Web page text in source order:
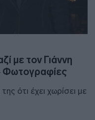
με τον Γιάννη
Φωτογραφίες
ότι έχει χωρίσει με